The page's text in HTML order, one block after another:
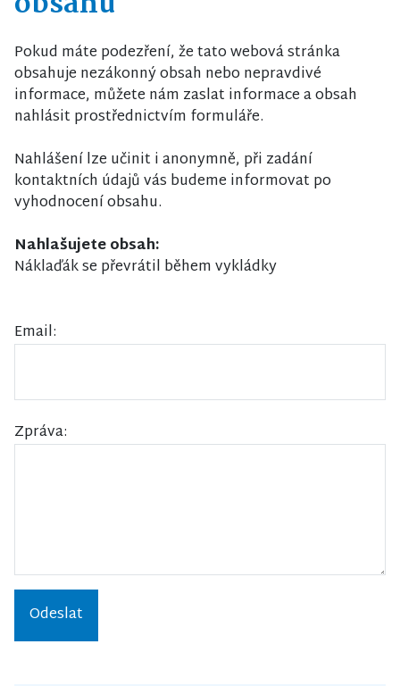
Pokud máte podezření, že tato webová stránka
obsahuje nezákonný obsah nebo nepravdivé
informace, můžete nám zaslat informace a obsah
nahlásit prostřednictvím formuláře.
Nahlášení lze učinit i anonymně, při zadání
kontaktních údajů vás budeme informovat po
vyhodnocení obsahu.
Nahlašujete obsah:
Náklaďák se převrátil během vykládky
Email:
Zpráva:
Odeslat